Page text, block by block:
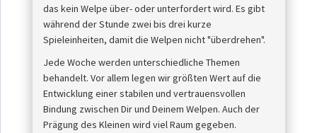
das kein Welpe über- oder unterfordert wird. Es gibt
während der Stunde zwei bis drei kurze
Spieleinheiten, damit die Welpen nicht "überdrehen".
Jede Woche werden unterschiedliche Themen
behandelt. Vor allem legen wir größten Wert auf die
Entwicklung einer stabilen und vertrauensvollen
Bindung zwischen Dir und Deinem Welpen. Auch der
Prägung des Kleinen wird viel Raum gegeben.